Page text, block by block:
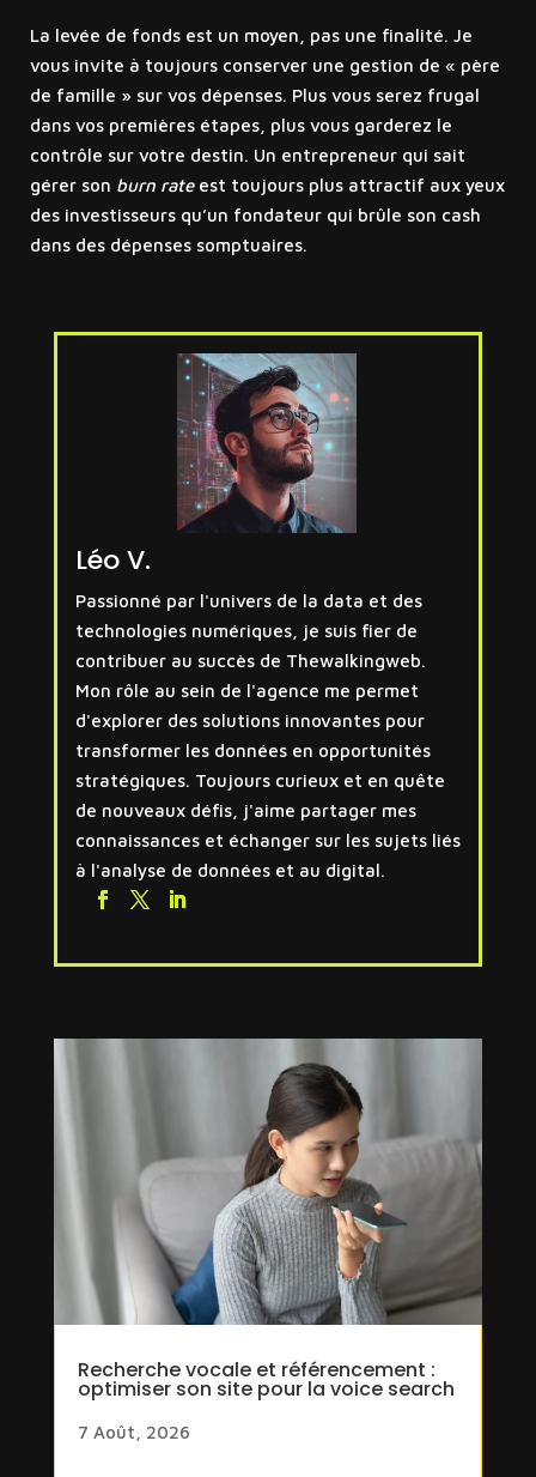
La levée de fonds est un moyen, pas une finalité. Je
vous invite à toujours conserver une gestion de « père
de famille » sur vos dépenses. Plus vous serez frugal
dans vos premières étapes, plus vous garderez le
contrôle sur votre destin. Un entrepreneur qui sait
gérer son burn rateest toujours plus attractif aux yeux
des investisseurs qu’un fondateur qui brûle son cash
dans des dépenses somptuaires.
Léo V.
Passionné par l'univers de la data et des
technologies numériques, je suis fier de
contribuer au succès de Thewalkingweb.
Mon rôle au sein de l'agence me permet
d'explorer des solutions innovantes pour
transformer les données en opportunités
stratégiques. Toujours curieux et en quête
de nouveaux défis, j'aime partager mes
connaissances et échanger sur les sujets liés
à l'analyse de données et au digital.
Recherche vocale et référencement :
optimiser son site pour la voice search
7 Août, 2026